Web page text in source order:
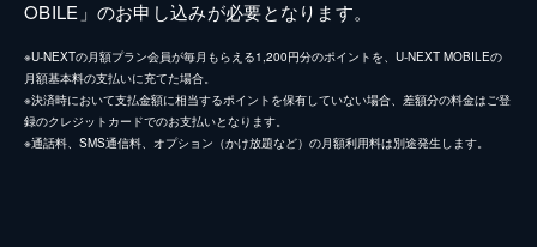
OBILE」のお申し込みが必要となります。
※U-NEXTの月額プラン会員が毎月もらえる1,200円分のポイントを、U-NEXT MOBILEの
月額基本料の支払いに充てた場合。
※決済時において支払金額に相当するポイントを保有していない場合、差額分の料金はご登
録のクレジットカードでのお支払いとなります。
※通話料、SMS通信料、オプション（かけ放題など）の月額利用料は別途発生します。